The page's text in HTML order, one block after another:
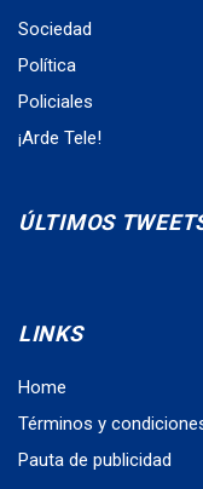
Sociedad
Política
Policiales
¡Arde Tele!
ÚLTIMOS
LINKS
Home
Términos y
Pauta de publicidad